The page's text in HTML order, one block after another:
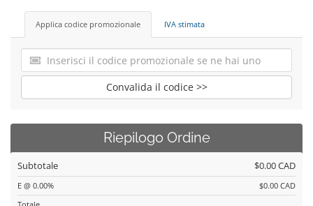
Applica codice promozionale IVA stimata
Convalida il codice >>
Riepilogo Ordine
Subtotale $0.00 CAD
E @ 0.00%
$0.00 CAD